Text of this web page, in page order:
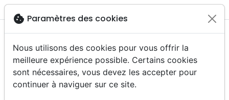
menu
cookie Paramètres des cookies
Nous utilisons des cookies pour vous offrir la
meilleure expérience possible. Certains cookies
sont nécessaires, vous devez les accepter pour
continuer à naviguer sur ce site.